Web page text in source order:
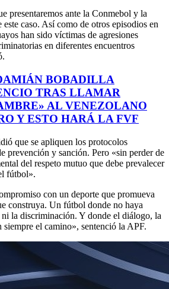
presentaremos ante la Conmebol y la
este caso. Así como de otros episodios en
han sido víctimas de agresiones
en diferentes encuentros
BOBADILLA
TRAS LLAMAR
AL VENEZOLANO
Y ESTO HARÁ LA FVF
que se apliquen los protocolos
prevención y sanción. Pero «sin perder de
del respeto mutuo que debe prevalecer
fútbol».
con un deporte que promueva
construya. Un fútbol donde no haya
la discriminación. Y donde el diálogo, la
siempre el camino», sentenció la APF.